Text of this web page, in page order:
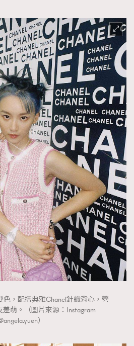
色，配搭典雅Chanel針織背心，營
萌。（圖片來源：Instagram
）